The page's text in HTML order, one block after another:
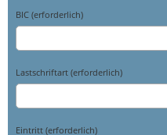
BIC (erforderlich)
Lastschriftart (erforderlich)
Eintritt (erforderlich)